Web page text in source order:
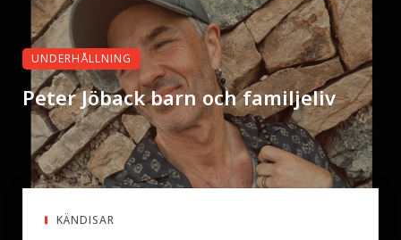
UNDERHÅLLNING
Peter Jöback barn och familjeliv
KÄNDISAR